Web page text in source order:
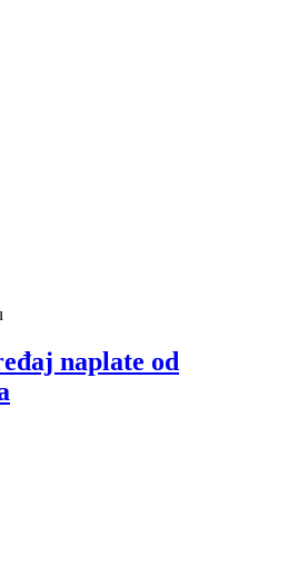
naplate od